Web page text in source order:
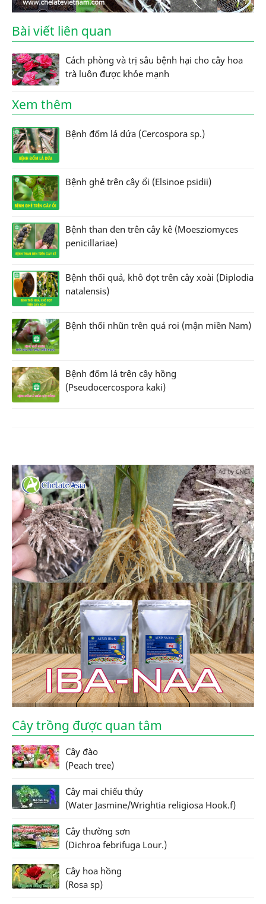
Bài viết liên quan
Cách phòng và trị sâu bệnh hại cho cây hoa
trà luôn được khỏe mạnh
Xem thêm
Bệnh đốm lá dứa (Cercospora sp.)
Bệnh ghẻ trên cây ổi (Elsinoe psidii)
Bệnh than đen trên cây kê (Moesziomyces
penicillariae)
Bệnh thối quả, khô đọt trên cây xoài (Diplodia
natalensis)
Bệnh thối nhũn trên quả roi (mận miền Nam)
Bệnh đốm lá trên cây hồng
(Pseudocercospora kaki)
Ad by CNCT
Cây trồng được quan tâm
Cây đào
(Peach tree)
Cây mai chiếu thủy
(Water Jasmine/Wrightia religiosa Hook.f)
Cây thường sơn
(Dichroa febrifuga Lour.)
Cây hoa hồng
(Rosa sp)